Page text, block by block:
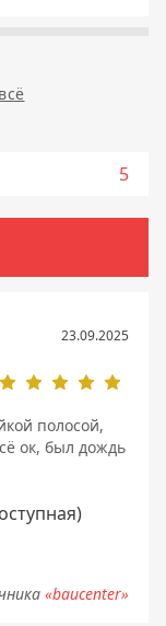
5
23.09.2025
полосой,
ок, был дождь
«baucenter»